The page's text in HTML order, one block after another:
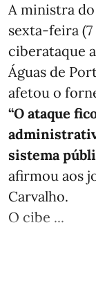
A ministra
sexta-feira
ciberataque
Águas de
afetou o
“O ataque
sistema
afirmou aos
Carvalho.
O cibe ...